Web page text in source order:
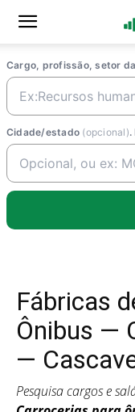
Cargo, profissão, setor
Cidade/estado (opcional).
Fábricas
Ônibus —
—
Pesquisa cargos e